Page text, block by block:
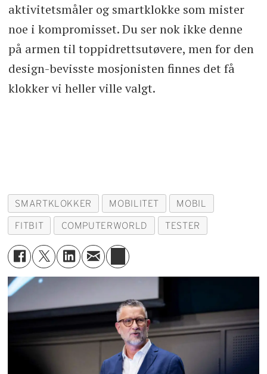
aktivitetsmåler og smartklokke som mister
noe i kompromisset. Du ser nok ikke denne
på armen til toppidrettsutøvere, men for den
design-bevisste mosjonisten finnes det få
klokker vi heller ville valgt.
SMARTKLOKKER MOBILITET MOBIL
FITBIT COMPUTERWORLD TESTER